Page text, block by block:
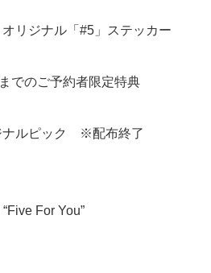
リジナル「#5」ステッカー
でのご予約者限定特典
ナルピック ※配布終了
For You”